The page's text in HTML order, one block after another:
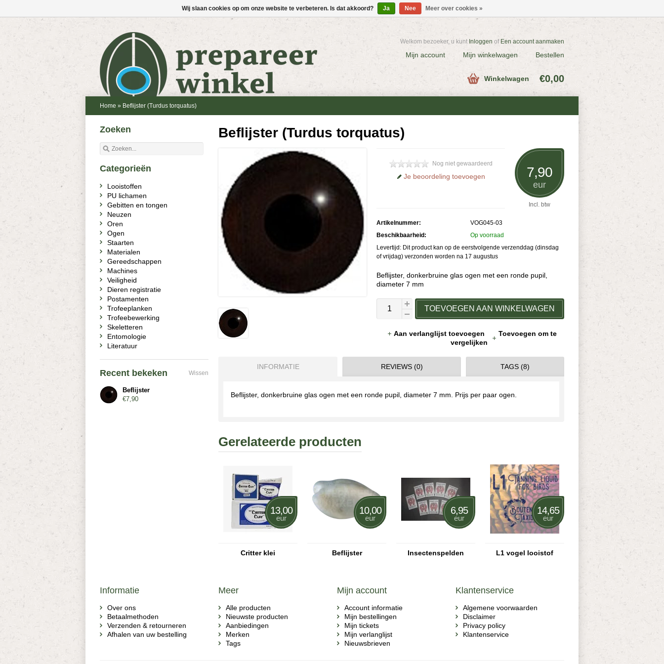
Welkom bezoeker, u kunt Inloggen of Een account aanmaken
Mijn account Mijn winkelwagen Bestellen
Winkelwagen €0,00
Home » Beflijster (Turdus torquatus)
Beflijster (Turdus torquatus)
7,90
eur
Incl. btw
Nog niet gewaardeerd
Je beoordeling toevoegen
Artikelnummer:
VOG045-03
Beschikbaarheid:
Op voorraad
Levertijd: Dit product kan op de eerstvolgende verzenddag (dinsdag
of vrijdag) verzonden worden na 17 augustus
Beflijster, donkerbruine glas ogen met een ronde pupil,
diameter 7 mm
TOEVOEGEN AAN WINKELWAGEN
Aan verlanglijst toevoegen
Toevoegen om te
vergelijken
INFORMATIE REVIEWS (0) TAGS (8)
Beflijster, donkerbruine glas ogen met een ronde pupil, diameter 7 mm. Prijs per paar ogen.
Gerelateerde producten
13,00
eur
Critter klei
10,00
eur
Beflijster
6,95
eur
Insectenspelden
14,65
eur
L1 vogel looistof
Zoeken
Categorieën
Looistoffen
PU lichamen
Gebitten en tongen
Neuzen
Oren
Ogen
Staarten
Materialen
Gereedschappen
Machines
Veiligheid
Dieren registratie
Postamenten
Trofeeplanken
Trofeebewerking
Skeletteren
Entomologie
Literatuur
Recent bekeken Wissen
Beflijster
€7,90
Informatie
Over ons
Betaalmethoden
Verzenden & retourneren
Afhalen van uw bestelling
Meer
Alle producten
Nieuwste producten
Aanbiedingen
Merken
Tags
Mijn account
Account informatie
Mijn bestellingen
Mijn tickets
Mijn verlanglijst
Nieuwsbrieven
Klantenservice
Algemene voorwaarden
Disclaimer
Privacy policy
Klantenservice
Wij slaan cookies op om onze website te verbeteren. Is dat akkoord? Ja Nee Meer over cookies »